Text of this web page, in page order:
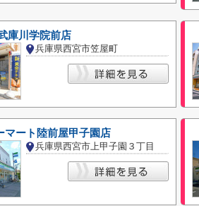
庫川学院前店
兵庫県西宮市笠屋町
マート陸前屋甲子園店
兵庫県西宮市上甲子園３丁目